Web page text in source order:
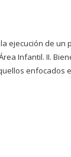
ejecución de
Infantil. II.
enfocados